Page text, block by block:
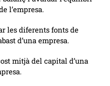
l’empresa.
les diferents fonts de
d’una empresa.
mitjà del capital d’una